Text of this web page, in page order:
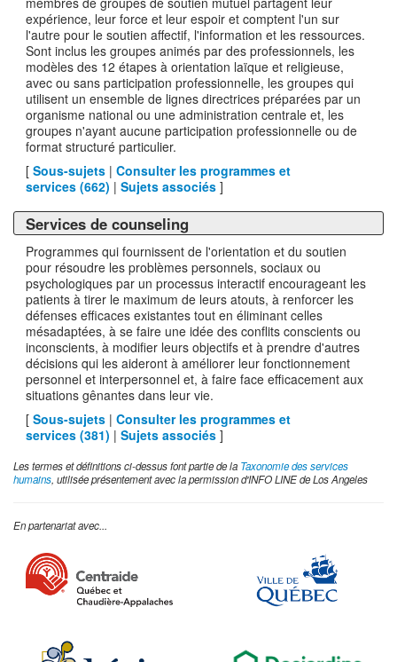
expérience, leur force et leur espoir et comptent l'un sur
l'autre pour le soutien affectif, l'information et les ressources.
Sont inclus les groupes animés par des professionnels, les
modèles des 12 étapes à orientation laïque et religieuse,
avec ou sans participation professionnelle, les groupes qui
utilisent un ensemble de lignes directrices préparées par un
organisme national ou une administration centrale et, les
groupes n'ayant aucune participation professionnelle ou de
format structuré particulier.
[ Sous-sujets | Consulter les programmes et
services (662) | Sujets associés ]
Services de counseling
Programmes qui fournissent de l'orientation et du soutien
pour résoudre les problèmes personnels, sociaux ou
psychologiques par un processus interactif encourageant les
patients à tirer le maximum de leurs atouts, à renforcer les
défenses efficaces existantes tout en éliminant celles
mésadaptées, à se faire une idée des conflits conscients ou
inconscients, à modifier leurs objectifs et à prendre d'autres
décisions qui les aideront à améliorer leur fonctionnement
personnel et interpersonnel et, à faire face efficacement aux
situations gênantes dans leur vie.
[ Sous-sujets | Consulter les programmes et
services (381) | Sujets associés ]
Les termes et définitions ci-dessus font partie de la Taxonomie des services
humains, utilisée présentement avec la permission d'INFO LINE de Los Angeles
En partenariat avec...